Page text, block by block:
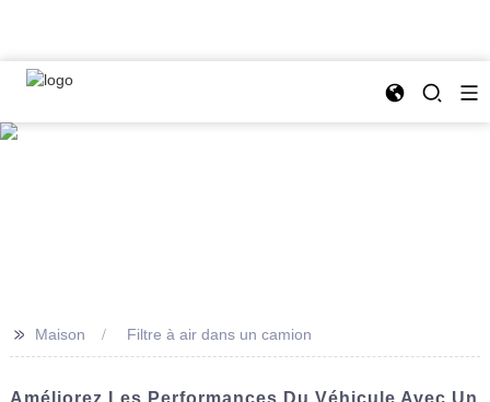
>> Maison Filtre à air dans un camion
Améliorez Les Performances Du Véhicule Avec Un